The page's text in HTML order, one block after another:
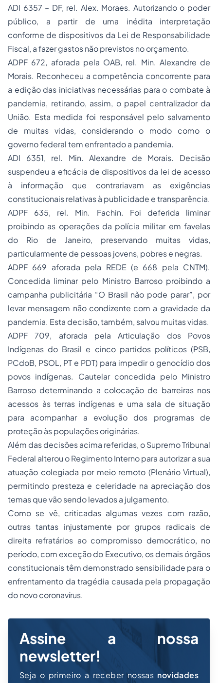
ADI 6357 – DF, rel. Alex. Moraes. Autorizando o poder
público, a partir de uma inédita interpretação
conforme de dispositivos da Lei de Responsabilidade
Fiscal, a fazer gastos não previstos no orçamento.
ADPF 672, aforada pela OAB, rel. Min. Alexandre de
Morais. Reconheceu a competência concorrente para
a edição das iniciativas necessárias para o combate à
pandemia, retirando, assim, o papel centralizador da
União. Esta medida foi responsável pelo salvamento
de muitas vidas, considerando o modo como o
governo federal tem enfrentado a pandemia.
ADI 6351, rel. Min. Alexandre de Morais. Decisão
suspendeu a eficácia de dispositivos da lei de acesso
à informação que contrariavam as exigências
constitucionais relativas à publicidade e transparência.
ADPF 635, rel. Min. Fachin. Foi deferida liminar
proibindo as operações da polícia militar em favelas
do Rio de Janeiro, preservando muitas vidas,
particularmente de pessoas jovens, pobres e negras.
ADPF 669 aforada pela REDE (e 668 pela CNTM).
Concedida liminar pelo Ministro Barroso proibindo a
campanha publicitária “O Brasil não pode parar”, por
levar mensagem não condizente com a gravidade da
pandemia. Esta decisão, também, salvou muitas vidas.
ADPF 709, aforada pela Articulação dos Povos
Indígenas do Brasil e cinco partidos políticos (PSB,
PCdoB, PSOL, PT e PDT) para impedir o genocídio dos
povos indígenas. Cautelar concedida pelo Ministro
Barroso determinando a colocação de barreiras nos
acessos às terras indígenas e uma sala de situação
para acompanhar a evolução dos programas de
proteção às populações originárias.
Além das decisões acima referidas, o Supremo Tribunal
Federal alterou o Regimento Interno para autorizar a sua
atuação colegiada por meio remoto (Plenário Virtual),
permitindo presteza e celeridade na apreciação dos
temas que vão sendo levados a julgamento.
Como se vê, criticadas algumas vezes com razão,
outras tantas injustamente por grupos radicais de
direita refratários ao compromisso democrático, no
período, com exceção do Executivo, os demais órgãos
constitucionais têm demonstrado sensibilidade para o
enfrentamento da tragédia causada pela propagação
do novo coronavírus.
Assine a nossa
newsletter!
Seja o primeiro a receber nossas novidades